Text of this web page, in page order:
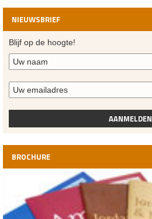
NIEUWSBRIEF
Blijf op de hoogte!
AANMELDEN
BROCHURE